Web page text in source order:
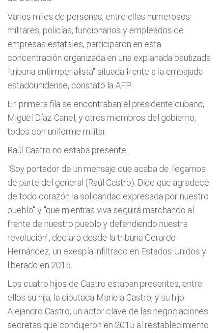
Varios miles de personas, entre ellas numerosos
militares, policías, funcionarios y empleados de
empresas estatales, participaron en esta
concentración organizada en una explanada bautizada
"tribuna antiimperialista" situada frente a la embajada
estadounidense, constató la AFP.
En primera fila se encontraban el presidente cubano,
Miguel Díaz-Canel, y otros miembros del gobierno,
todos con uniforme militar.
Raúl Castro no estaba presente.
"Soy portador de un mensaje que acaba de llegarnos
de parte del general (Raúl Castro). Dice que agradece
de todo corazón la solidaridad expresada por nuestro
pueblo" y "que mientras viva seguirá marchando al
frente de nuestro pueblo y defendiendo nuestra
revolución", declaró desde la tribuna Gerardo
Hernández, un exespía infiltrado en Estados Unidos y
liberado en 2015.
Los cuatro hijos de Castro estaban presentes, entre
ellos su hija, la diputada Mariela Castro, y su hijo
Alejandro Castro, un actor clave de las negociaciones
secretas que condujeron en 2015 al restablecimiento